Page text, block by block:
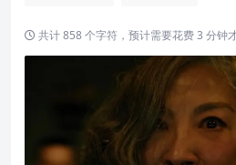
共计 858 个字符，预计需要花费 3 分钟